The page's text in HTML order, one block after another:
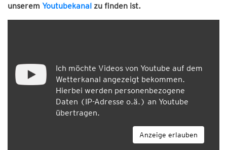
unserem Youtubekanal zu finden ist.
Ich möchte Videos von Youtube auf dem
Wetterkanal angezeigt bekommen.
Hierbei werden personenbezogene
Daten (IP-Adresse o.ä.) an Youtube
übertragen.
Anzeige erlauben